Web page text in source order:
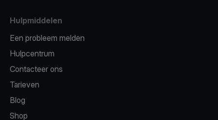
Hulpmiddelen
Een probleem melden
Hulpcentrum
Contacteer ons
Tarieven
Blog
Shop